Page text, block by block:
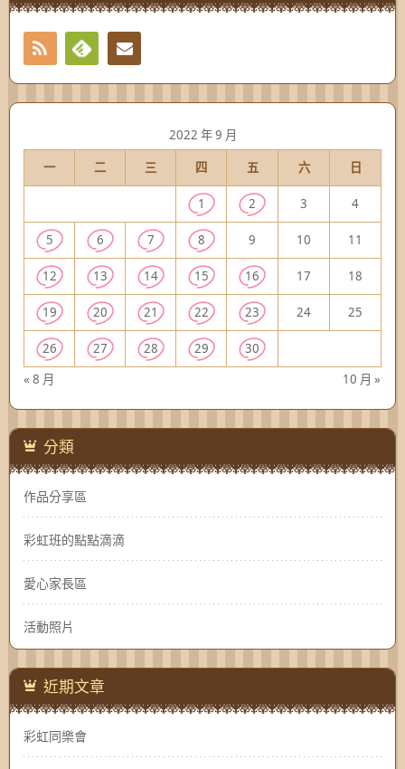
RSS
Feedly
2022 年 9 月
一
二 三 四 五 六 日
« 8 月 10 月 »
1 2 3 4
5 6 7 8 9 10 11
12 13 14 15 16 17 18
19 20 21 22 23 24 25
26 27 28 29 30
分類
作品分享區
彩虹班的點點滴滴
愛心家長區
活動照片
近期文章
彩虹同樂會